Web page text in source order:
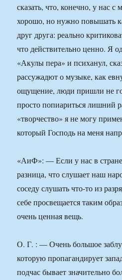
сказать, что, конечно, у нас с
хорошо, но нужно повышать
друг друга: реально
что действительно ценно. Я
«Акулы пера» и психанул,
рассужадют о музыке, как
ощущение, люди пришли не
просто попиариться лишний
«творчество» я не могу
который Господь на меня
«АиФ»: — Если у нас в стране
разница, что слушает наш
соседу слушать что-то из
себе просвещается таким
очень ценная вещь.
О. Г. : — Очень большое
которую пропагандирует
подчас бывает значительно